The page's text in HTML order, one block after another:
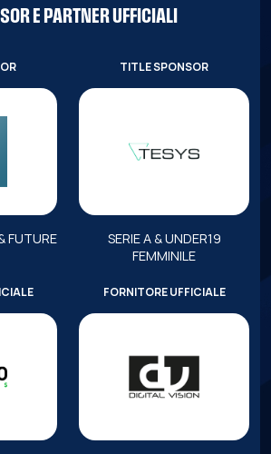
E PARTNER UFFICIALI
FUTURE
TITLE SPONSOR
SERIE A & UNDER19
FEMMINILE
FORNITORE UFFICIALE